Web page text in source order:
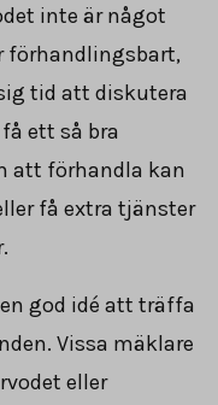
inte är något
förhandlingsbart,
tid att diskutera
ett så bra
att förhandla kan
få extra tjänster
god idé att träffa
Vissa mäklare
eller